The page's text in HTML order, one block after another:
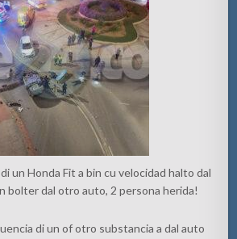
un Honda Fit a bin cu velocidad halto dal
bolter dal otro auto, 2 persona herida!
di un of otro substancia a dal auto